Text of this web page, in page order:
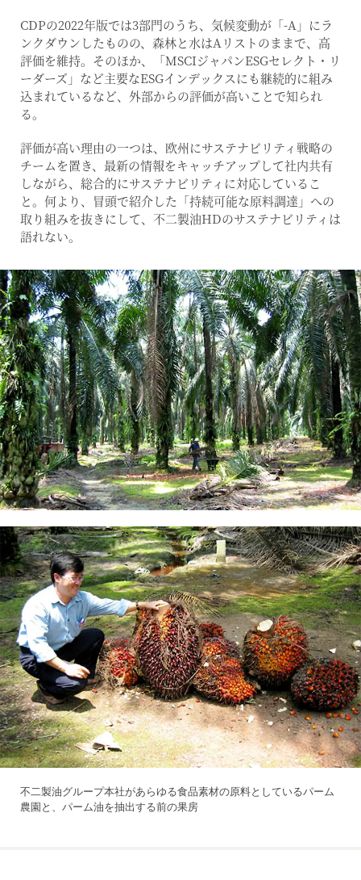
CDPの2022年版では3部門のうち、気候変動が「-A」にラ
ンクダウンしたものの、森林と水はAリストのままで、高
評価を維持。そのほか、「MSCIジャパンESGセレクト・リ
ーダーズ」など主要なESGインデックスにも継続的に組み
込まれているなど、外部からの評価が高いことで知られ
る。
評価が高い理由の一つは、欧州にサステナビリティ戦略の
チームを置き、最新の情報をキャッチアップして社内共有
しながら、総合的にサステナビリティに対応しているこ
と。何より、冒頭で紹介した「持続可能な原料調達」への
取り組みを抜きにして、不二製油HDのサステナビリティは
語れない。
不二製油グループ本社があらゆる食品素材の原料としているパーム
農園と、パーム油を抽出する前の果房